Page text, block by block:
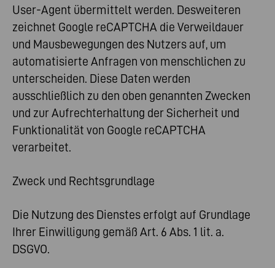
User-Agent übermittelt werden. Desweiteren
zeichnet Google reCAPTCHA die Verweildauer
und Mausbewegungen des Nutzers auf, um
automatisierte Anfragen von menschlichen zu
unterscheiden. Diese Daten werden
ausschließlich zu den oben genannten Zwecken
und zur Aufrechterhaltung der Sicherheit und
Funktionalität von Google reCAPTCHA
verarbeitet.
Zweck und Rechtsgrundlage
Die Nutzung des Dienstes erfolgt auf Grundlage
Ihrer Einwilligung gemäß Art. 6 Abs. 1 lit. a.
DSGVO.